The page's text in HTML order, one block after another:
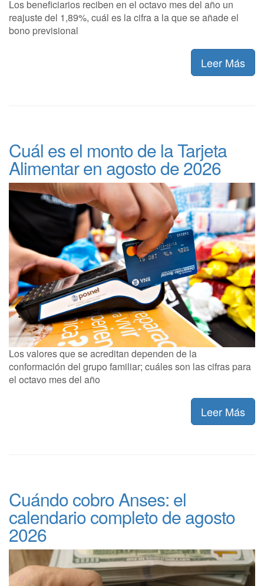
Los beneficiarios reciben en el octavo mes del año un
reajuste del 1,89%, cuál es la cifra a la que se añade el
bono previsional
Leer Más
Cuál es el monto de la Tarjeta
Alimentar en agosto de 2026
Los valores que se acreditan dependen de la
conformación del grupo familiar; cuáles son las cifras para
el octavo mes del año
Leer Más
Cuándo cobro Anses: el
calendario completo de agosto
2026